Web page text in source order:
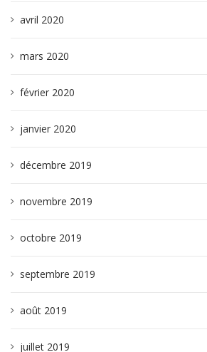
avril 2020
mars 2020
février 2020
janvier 2020
décembre 2019
novembre 2019
octobre 2019
septembre 2019
août 2019
juillet 2019